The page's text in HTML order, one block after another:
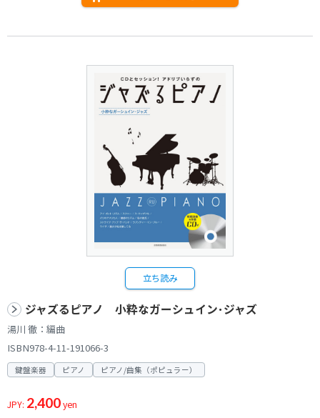
立ち読み
ジャズるピアノ 小粋なガーシュイン･ジャズ
湯川 徹：編曲
ISBN978-4-11-191066-3
鍵盤楽器 ピアノ ピアノ/曲集（ポピュラー）
JPY: 2,400yen